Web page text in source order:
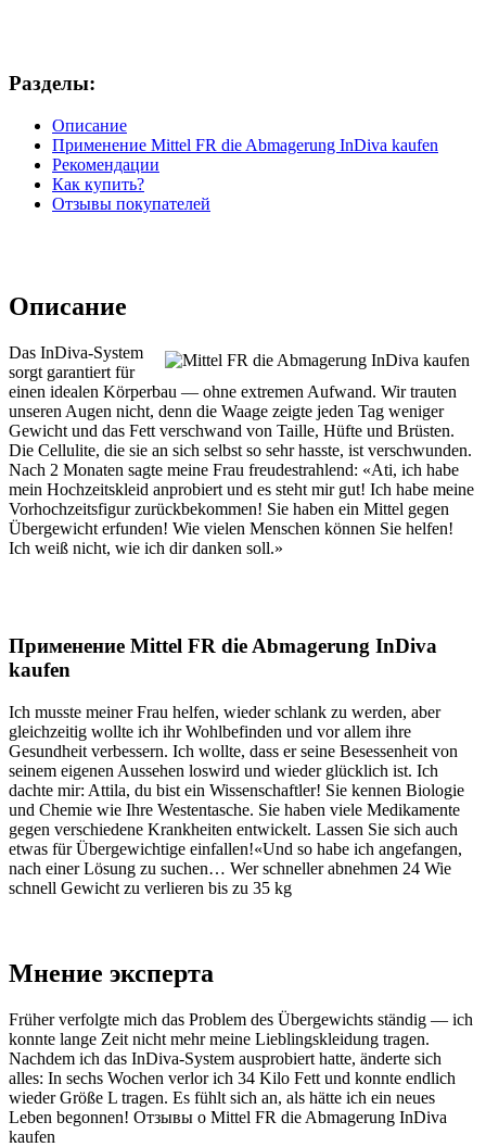
Разделы:
Описание
Применение Mittel FR die Abmagerung InDiva kaufen
Рекомендации
Как купить?
Отзывы покупателей
Описание
Das InDiva‑System
sorgt garantiert für
einen idealen Körperbau — ohne extremen Aufwand. Wir trauten
unseren Augen nicht, denn die Waage zeigte jeden Tag weniger
Gewicht und das Fett verschwand von Taille, Hüfte und Brüsten.
Die Cellulite, die sie an sich selbst so sehr hasste, ist verschwunden.
Nach 2 Monaten sagte meine Frau freudestrahlend: «Ati, ich habe
mein Hochzeitskleid anprobiert und es steht mir gut! Ich habe meine
Vorhochzeitsfigur zurückbekommen! Sie haben ein Mittel gegen
Übergewicht erfunden! Wie vielen Menschen können Sie helfen!
Ich weiß nicht, wie ich dir danken soll.»
Применение Mittel FR die Abmagerung InDiva
kaufen
Ich musste meiner Frau helfen, wieder schlank zu werden, aber
gleichzeitig wollte ich ihr Wohlbefinden und vor allem ihre
Gesundheit verbessern. Ich wollte, dass er seine Besessenheit von
seinem eigenen Aussehen loswird und wieder glücklich ist. Ich
dachte mir: Attila, du bist ein Wissenschaftler! Sie kennen Biologie
und Chemie wie Ihre Westentasche. Sie haben viele Medikamente
gegen verschiedene Krankheiten entwickelt. Lassen Sie sich auch
etwas für Übergewichtige einfallen!«Und so habe ich angefangen,
nach einer Lösung zu suchen… Wer schneller abnehmen 24 Wie
schnell Gewicht zu verlieren bis zu 35 kg
Мнение эксперта
Früher verfolgte mich das Problem des Übergewichts ständig — ich
konnte lange Zeit nicht mehr meine Lieblingskleidung tragen.
Nachdem ich das InDiva‑System ausprobiert hatte, änderte sich
alles: In sechs Wochen verlor ich 34 Kilo Fett und konnte endlich
wieder Größe L tragen. Es fühlt sich an, als hätte ich ein neues
Leben begonnen! Отзывы о Mittel FR die Abmagerung InDiva
kaufen